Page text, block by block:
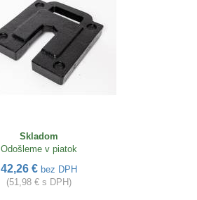
Skladom
Odošleme v piatok
42,26 € bez DPH
(51,98 € s DPH)